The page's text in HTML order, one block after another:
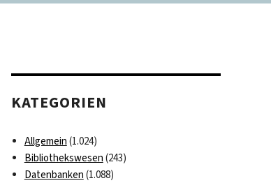
KATEGORIEN
Allgemein (1.024)
Bibliothekswesen (243)
Datenbanken (1.088)